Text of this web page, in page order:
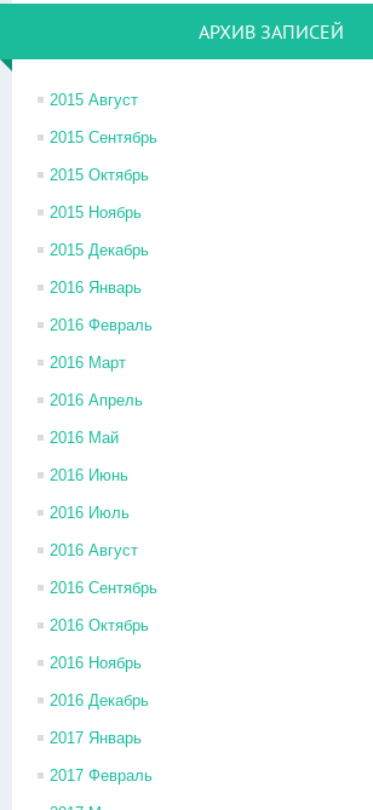
АРХИВ ЗАПИСЕЙ
2015 Август
2015 Сентябрь
2015 Октябрь
2015 Ноябрь
2015 Декабрь
2016 Январь
2016 Февраль
2016 Март
2016 Апрель
2016 Май
2016 Июнь
2016 Июль
2016 Август
2016 Сентябрь
2016 Октябрь
2016 Ноябрь
2016 Декабрь
2017 Январь
2017 Февраль